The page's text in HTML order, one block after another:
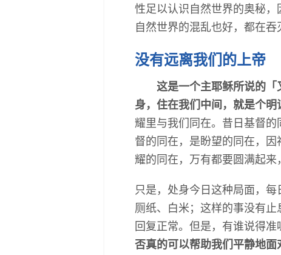
性足以认识自然世界的奥秘，
自然世界的混乱也好，都在吞
没有远离我们的上帝
这是一个主耶稣所说的「
身，住在我们中间，就是个明
耀里与我们同在。昔日基督
督的同在，是盼望的同在，
耀的同在，万有都要圆满起来
只是，处身今日这种局面，
厕纸、白米；这样的事没有
回复正常。但是，有谁说得准
否真的可以帮助我们平静地面